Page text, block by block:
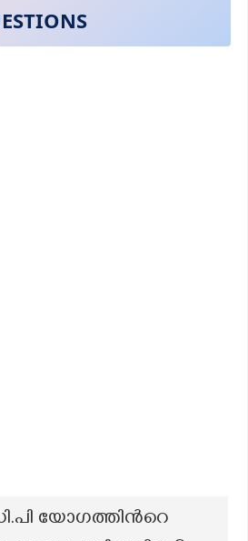
യോഗത്തിന്‍റെ